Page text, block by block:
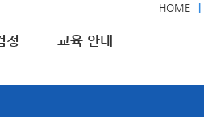
HOME
정 교육 안내